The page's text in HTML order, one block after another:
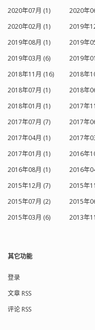
许连接该模块。例如：
192.168.0.0/255.255.255.0 一
问，例如：
*.mculoop.com，所有属于该
都允许。 默认是允许所有主机
hosts deny 指定不允许连接
方式来进行定义。默认是没
deny 定义。 ignore errors 指
在判断是否运行传输时的删除
略 server 上的 IP 错误，一般
作，以防止因为暂时的资源不
IO 错误导致的严重问题。
略那些用户没有访问权限的文
于在需要备份的目录中有些文
该被备份者得到的情况是有意
transfer logging 使 rsync 服
自己单独的日志中。 log
的格式定义符如下所示： %h
%p 该次 rsync 会话的进程 id
块路径 %m 模块名 %t 当前时
的用户名(匿名时是 null) %b
2020年07月 (1)
2020年
2020年02月 (1)
2019年
2019年08月 (1)
2019年
2019年03月 (6)
2019年
2018年11月 (16)
2018年
2018年07月 (1)
2018年
2018年01月 (1)
2017年
2017年07月 (7)
2017年
2017年04月 (1)
2017年
2017年01月 (1)
2016年
2016年08月 (1)
2016年
2015年12月 (7)
2015年
2015年07月 (2)
2015年
2015年03月 (6)
2013年
其它功能
登录
文章 RSS
评论 RSS